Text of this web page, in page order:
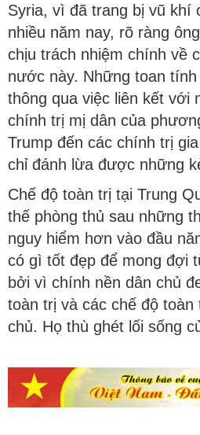
Syria, vì đã trang bị vũ khí
nhiều năm nay, rõ ràng
chịu trách nhiệm chính về
nước này. Những toan
thông qua việc liên kết với
chính trị mị dân của
Trump đến các chính trị
chỉ đánh lừa được những
Chế độ toàn trị tại Trung Quốc và Nga, trong tư
thế phòng thủ sau những
nguy hiểm hơn vào đầu
có gì tốt đẹp để mong đợi
bởi vì chính nền dân chủ
toàn trị và các chế độ toàn
chủ. Họ thù ghét lối sống